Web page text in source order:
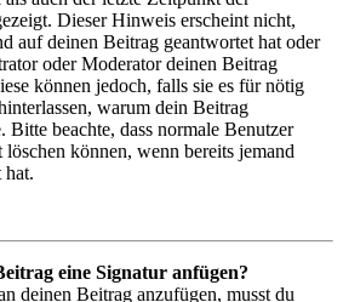
Dieser Hinweis erscheint nicht,
auf deinen Beitrag geantwortet hat oder
oder Moderator deinen Beitrag
können jedoch, falls sie es für nötig
warum dein Beitrag
Bitte beachte, dass normale Benutzer
können, wenn bereits jemand
hat.
eine Signatur anfügen?
deinen Beitrag anzufügen, musst du